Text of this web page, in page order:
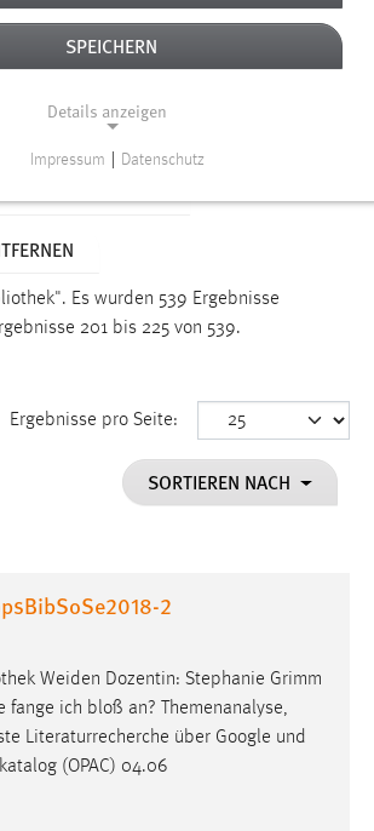
Es wurden 539 Ergebnisse
201 bis 225 von 539.
Ergebnisse pro Seite:
SORTIEREN NACH
2
Weiden Dozentin: Stephanie Grimm
fange ich bloß an? Themenanalyse,
Literaturrecherche über Google und
(OPAC) 04.06
SPEICHERN
Details anzeigen
sind für die einwandfreie Funktion der
speichert die ausgewählten Einverständnis-
Impressum Datenschutz